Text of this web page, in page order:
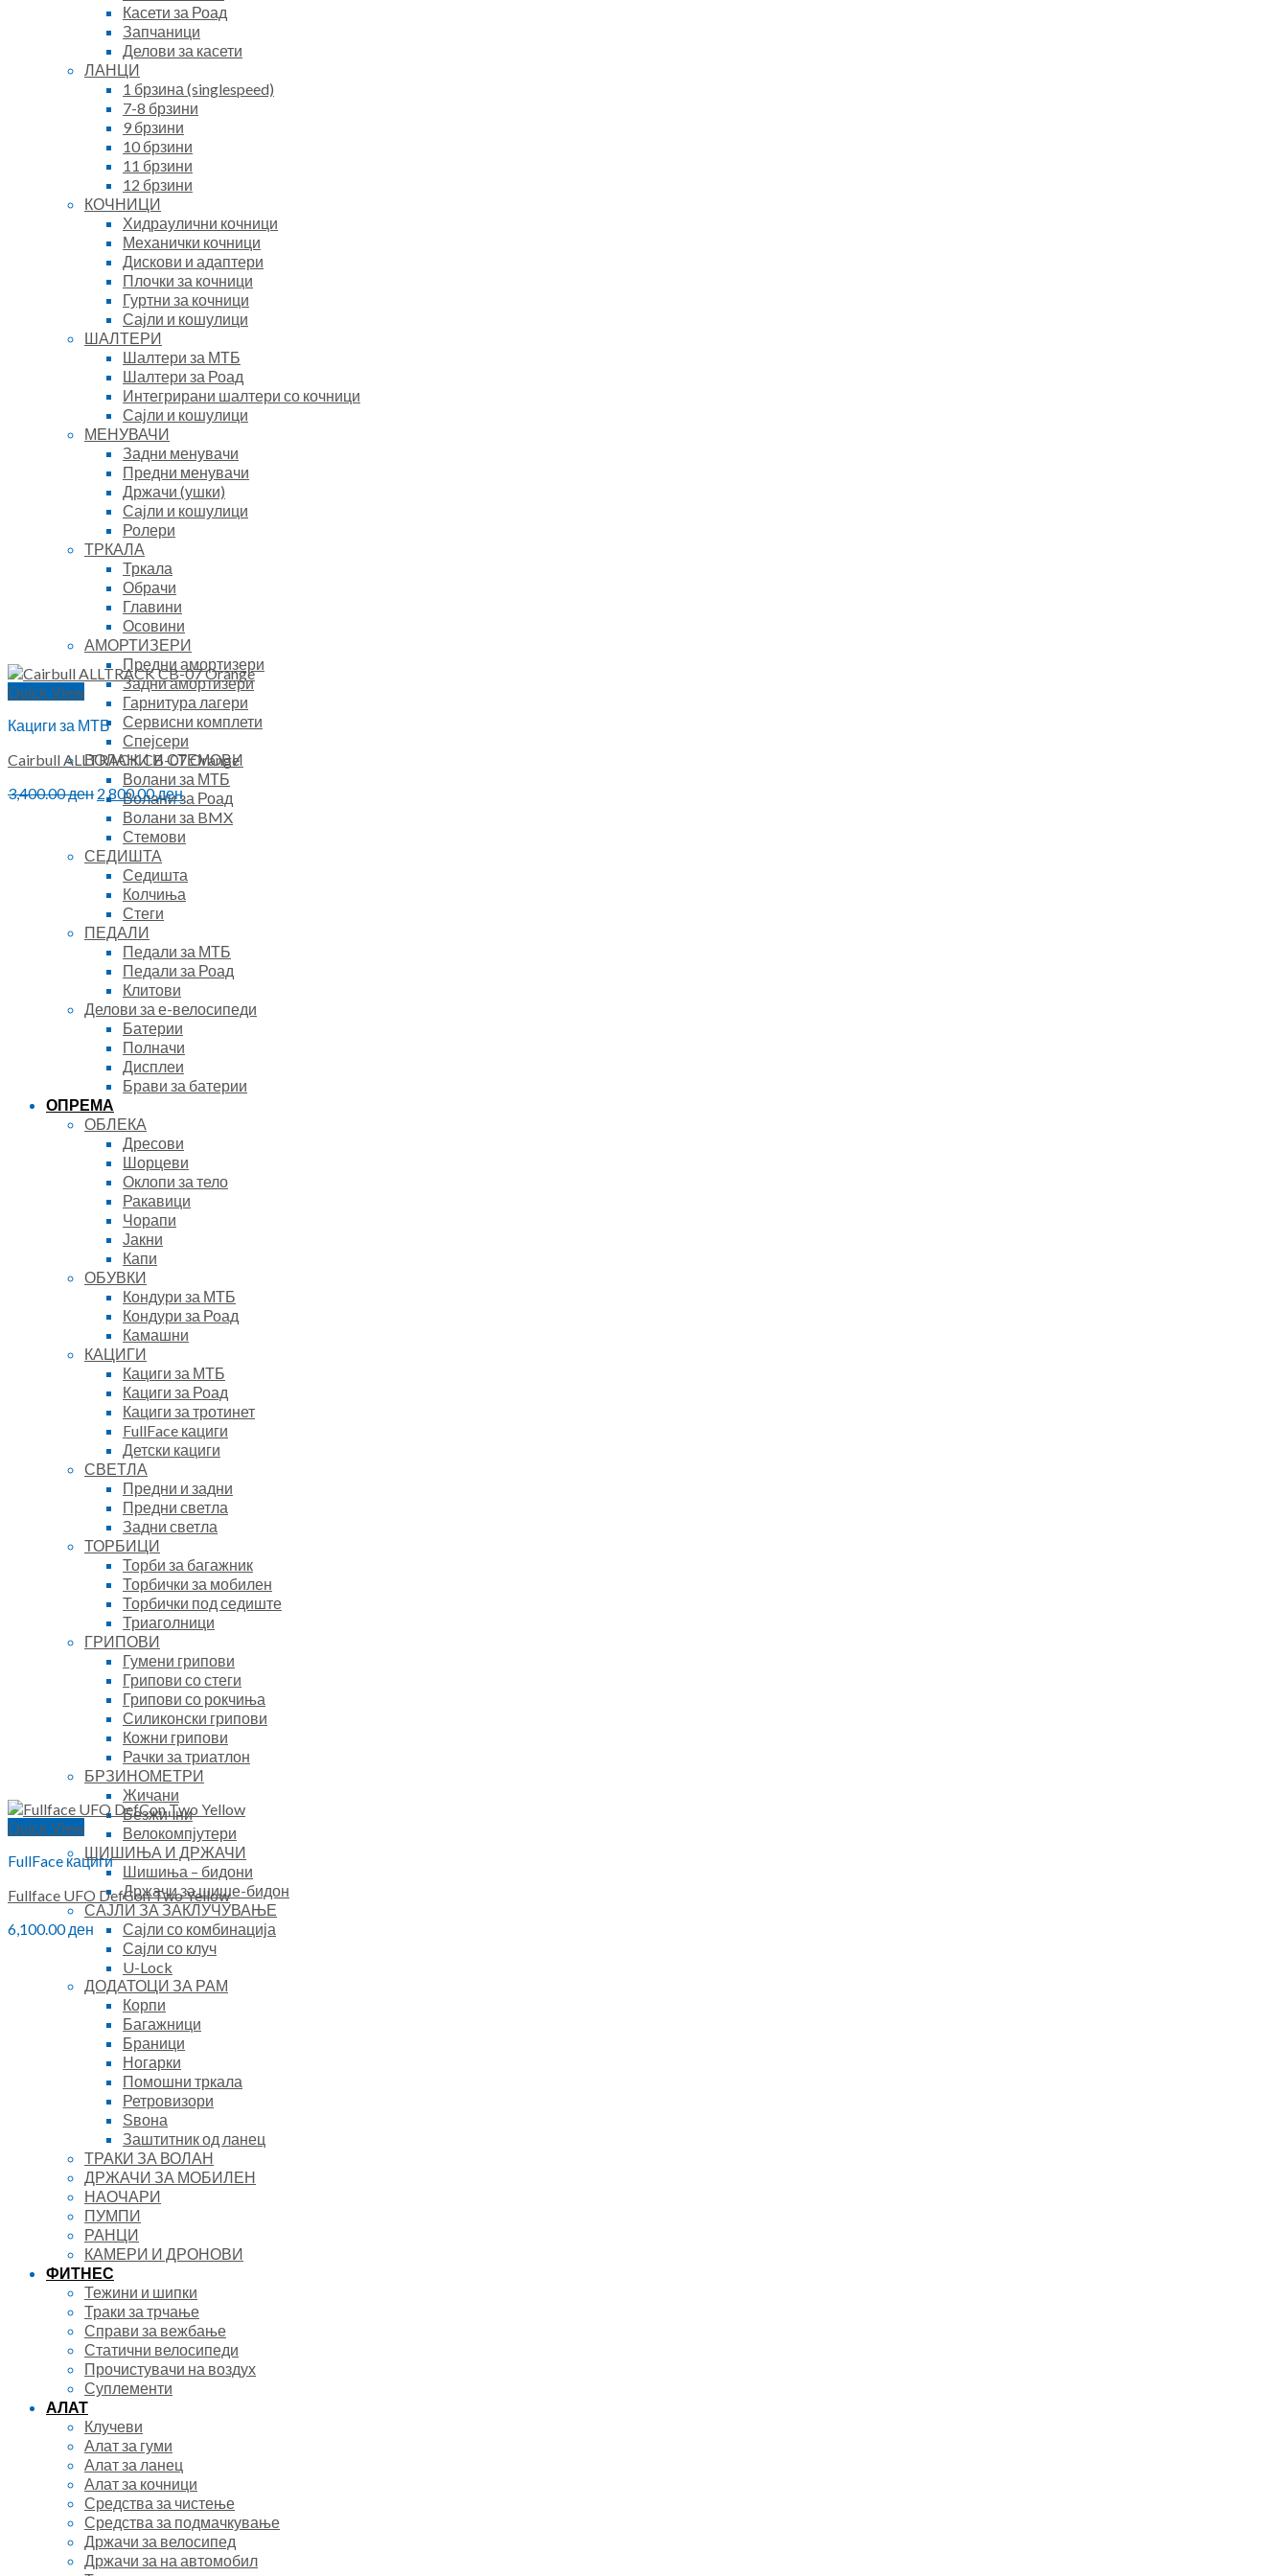
Касети за Роад
Запчаници
Делови за касети
ЛАНЦИ
1 брзина (singlespeed)
7-8 брзини
9 брзини
10 брзини
11 брзини
12 брзини
КОЧНИЦИ
Хидраулични кочници
Механички кочници
Дискови и адаптери
Плочки за кочници
Гуртни за кочници
Сајли и кошулици
ШАЛТЕРИ
Шалтери за МТБ
Шалтери за Роад
Интегрирани шалтери со кочници
Сајли и кошулици
МЕНУВАЧИ
Задни менувачи
Предни менувачи
Држачи (ушки)
Сајли и кошулици
Ролери
ТРКАЛА
Тркала
Обрачи
Главини
Осовини
АМОРТИЗЕРИ
Предни амортизери
Задни амортизери
Гарнитура лагери
Сервисни комплети
Спејсери
ВОЛАНИ И СТЕМОВИ
Волани за МТБ
Волани за Роад
Волани за BMX
Стемови
СЕДИШТА
Седишта
Колчиња
Стеги
ПЕДАЛИ
Педали за МТБ
Педали за Роад
Клитови
Делови за е-велосипеди
Батерии
Полначи
Дисплеи
Брави за батерии
ОПРЕМА
ОБЛЕКА
Дресови
Шорцеви
Оклопи за тело
Ракавици
Чорапи
Јакни
Капи
ОБУВКИ
Кондури за МТБ
Кондури за Роад
Камашни
КАЦИГИ
Кациги за МТБ
Кациги за Роад
Кациги за тротинет
FullFace кациги
Детски кациги
СВЕТЛА
Предни и задни
Предни светла
Задни светла
ТОРБИЦИ
Торби за багажник
Торбички за мобилен
Торбички под седиште
Триаголници
ГРИПОВИ
Гумени грипови
Грипови со стеги
Грипови со рокчиња
Силиконски грипови
Кожни грипови
Рачки за триатлон
БРЗИНОМЕТРИ
Жичани
Безжични
Велокомпјутери
ШИШИЊА И ДРЖАЧИ
Шишиња – бидони
Држачи за шише-бидон
САЈЛИ ЗА ЗАКЛУЧУВАЊЕ
Сајли со комбинација
Сајли со клуч
U-Lock
ДОДАТОЦИ ЗА РАМ
Корпи
Багажници
Браници
Ногарки
Помошни тркала
Ретровизори
Ѕвона
Заштитник од ланец
ТРАКИ ЗА ВОЛАН
ДРЖАЧИ ЗА МОБИЛЕН
НАОЧАРИ
ПУМПИ
РАНЦИ
КАМЕРИ И ДРОНОВИ
ФИТНЕС
Тежини и шипки
Траки за трчање
Справи за вежбање
Статични велосипеди
Прочистувачи на воздух
Суплементи
АЛАТ
Клучеви
Алат за гуми
Алат за ланец
Алат за кочници
Средства за чистење
Средства за подмачкување
Држачи за велосипед
Држачи за на автомобил
Quick View
Кациги за МТБ
Cairbull ALLTRACK CB-07 Orange
3,400.00ден Original
price
was:
3,400.00 ден.
2,800.00денCurrent
price
is:
2,800.00 ден.
Quick View
FullFace кациги
Fullface UFO DefCon Two Yellow
6,100.00ден